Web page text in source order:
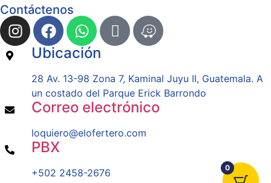
Contáctenos
Ubicación
28 Av. 13-98 Zona 7, Kaminal Juyu II, Guatemala. A
un costado del Parque Erick Barrondo
Correo electrónico
loquiero@elofertero.com
PBX
+502 2458-2676 0